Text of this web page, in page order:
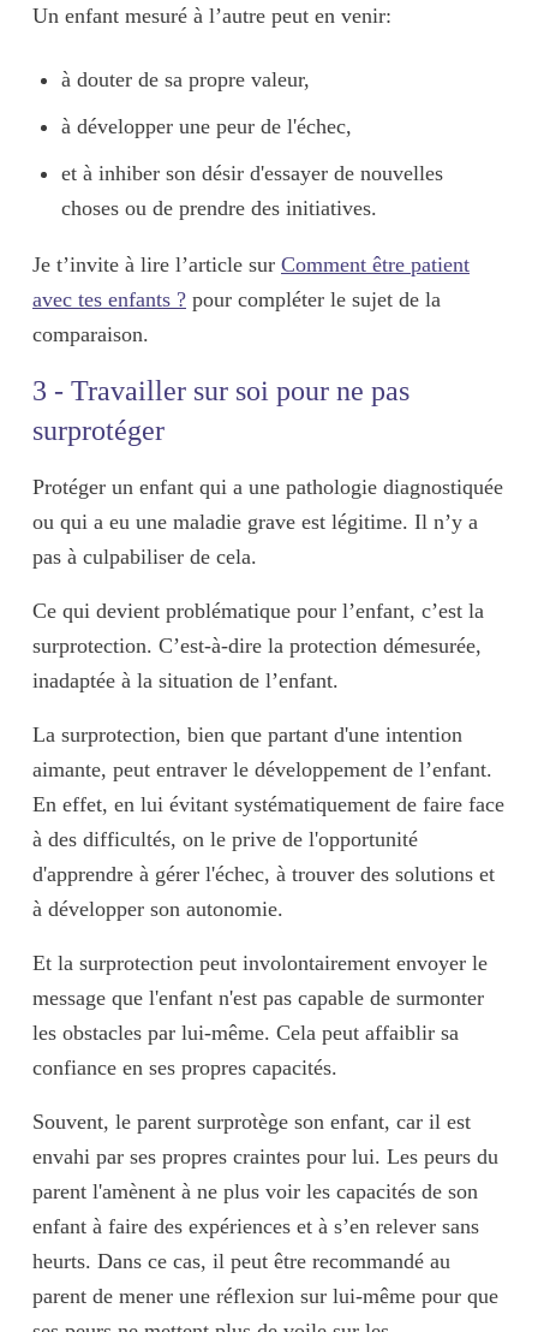
Un enfant mesuré à l’autre peut en venir:
à douter de sa propre valeur,
à développer une peur de l'échec,
et à inhiber son désir d'essayer de nouvelles
choses ou de prendre des initiatives.
Je t’invite à lire l’article sur Comment être patient
avec tes enfants ? pour compléter le sujet de la
comparaison.
3 - Travailler sur soi pour ne pas
surprotéger
Protéger un enfant qui a une pathologie diagnostiquée
ou qui a eu une maladie grave est légitime. Il n’y a
pas à culpabiliser de cela.
Ce qui devient problématique pour l’enfant, c’est la
surprotection. C’est-à-dire la protection démesurée,
inadaptée à la situation de l’enfant.
La surprotection, bien que partant d'une intention
aimante, peut entraver le développement de l’enfant.
En effet, en lui évitant systématiquement de faire face
à des difficultés, on le prive de l'opportunité
d'apprendre à gérer l'échec, à trouver des solutions et
à développer son autonomie.
Et la surprotection peut involontairement envoyer le
message que l'enfant n'est pas capable de surmonter
les obstacles par lui-même. Cela peut affaiblir sa
confiance en ses propres capacités.
Souvent, le parent surprotège son enfant, car il est
envahi par ses propres craintes pour lui. Les peurs du
parent l'amènent à ne plus voir les capacités de son
enfant à faire des expériences et à s’en relever sans
heurts. Dans ce cas, il peut être recommandé au
parent de mener une réflexion sur lui-même pour que